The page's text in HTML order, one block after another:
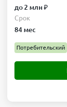
до 2 млн ₽
Срок
84 мес
Потребительский